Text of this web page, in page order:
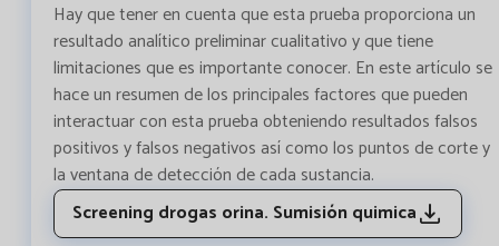
Hay que tener en cuenta que esta prueba proporciona un
resultado analítico preliminar cualitativo y que tiene
limitaciones que es importante conocer. En este artículo se
hace un resumen de los principales factores que pueden
interactuar con esta prueba obteniendo resultados falsos
positivos y falsos negativos así como los puntos de corte y
la ventana de detección de cada sustancia.
Screening drogas orina. Sumisión quimica